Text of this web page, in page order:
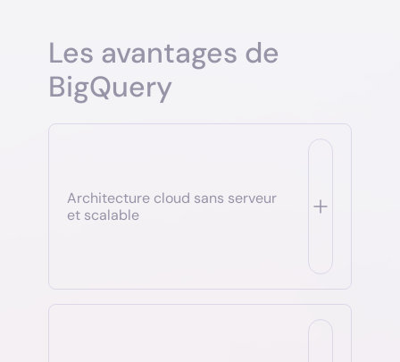
Les avantages de
BigQuery
Architecture cloud sans serveur
et scalable
BigQuery repose sur une architecture qui sépare le
stockage du calcul : le stockage des données et
l’exécution des requêtes sont indépendants, ce qui
offre une évolutivité quasi illimitée. Cela permet de